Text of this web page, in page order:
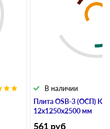
Плита OSB-3 (ОСП)
12х1250х2500 мм
В наличии
561 руб